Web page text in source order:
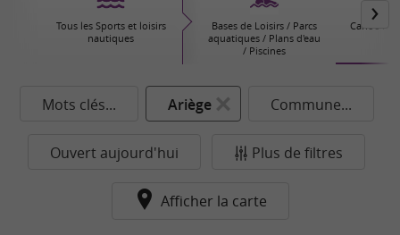
Tous les Sports et loisirs
nautiques
Bases de Loisirs / Parcs
aquatiques / Plans d'eau
/ Piscines
Canoë
Mots clés... Ariège Commune...
Ouvert aujourd'hui Plus de filtres
Afficher la carte